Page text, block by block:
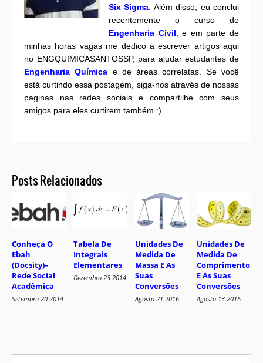
Six Sigma . Além disso, eu conclui
recentemente o curso de
Engenharia Civil , e em parte de
minhas horas vagas me dedico a escrever artigos aqui
no ENGQUIMICASANTOSSP, para ajudar estudantes de
Engenharia Química e de áreas correlatas. Se você
está curtindo essa postagem, siga-nos através de nossas
paginas nas redes sociais e compartilhe com seus
amigos para eles curtirem também :)
Posts Relacionados
Conheça O
Ebah
(Docsity)–
Rede Social
Acadêmica
Setembro 20 2014
Tabela De
Integrais
Elementares
Dezembro 23 2014
Unidades De
Medida De
Massa E As
Suas
Conversões
Agosto 21 2016
Unidades De
Medida De
Comprimento
E As Suas
Conversões
Agosto 13 2016